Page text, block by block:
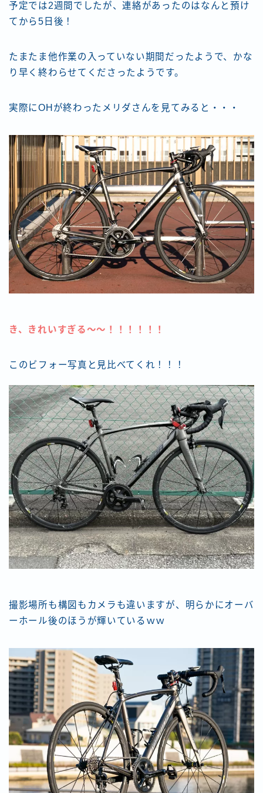
予定では2週間でしたが、連絡があったのはなんと預け
てから5日後！
たまたま他作業の入っていない期間だったようで、かな
り早く終わらせてくださったようです。
実際にOHが終わったメリダさんを見てみると・・・
き、きれいすぎる〜〜！！！！！！
このビフォー写真と見比べてくれ！！！
撮影場所も構図もカメラも違いますが、明らかにオーバ
ーホール後のほうが輝いているｗｗ